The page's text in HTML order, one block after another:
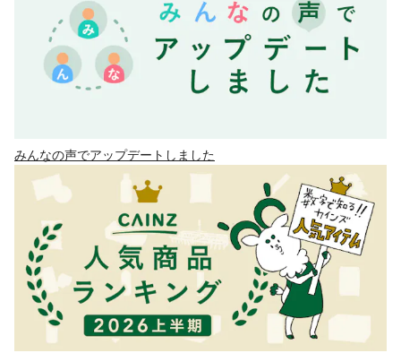
みんなの声でアップデートしました